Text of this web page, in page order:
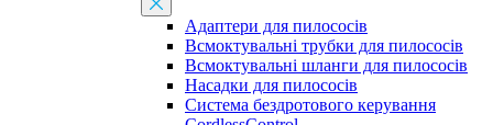
Адаптери для пилососів
Всмоктувальні трубки для пилососів
Всмоктувальні шланги для пилососів
Насадки для пилососів
Система бездротового керування